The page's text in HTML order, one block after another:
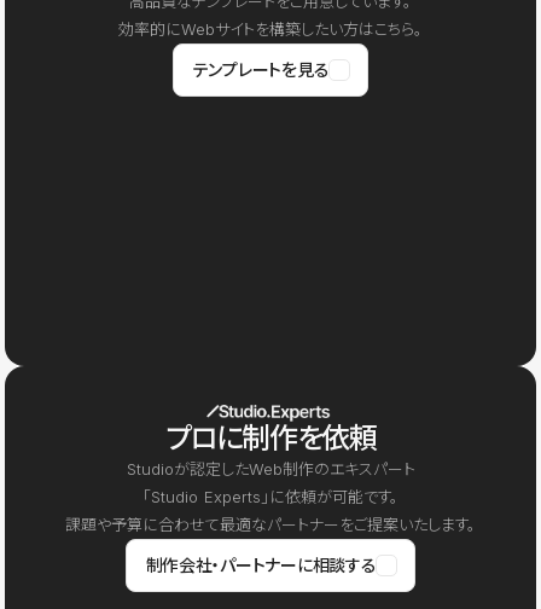
効率的にWebサイトを構築したい方はこちら。
テンプレートを見る
プロに制作を依頼
Studioが認定したWeb制作のエキスパート
「Studio Experts」に依頼が可能です。
課題や予算に合わせて最適なパートナーをご提案いたします。
制作会社・パートナーに相談する